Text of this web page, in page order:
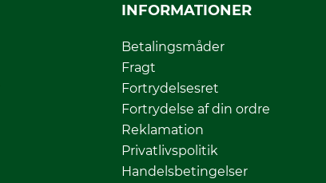
INFORMATIONER
Betalingsmåder
Fragt
Fortrydelsesret
Fortrydelse af din ordre
Reklamation
Privatlivspolitik
Handelsbetingelser